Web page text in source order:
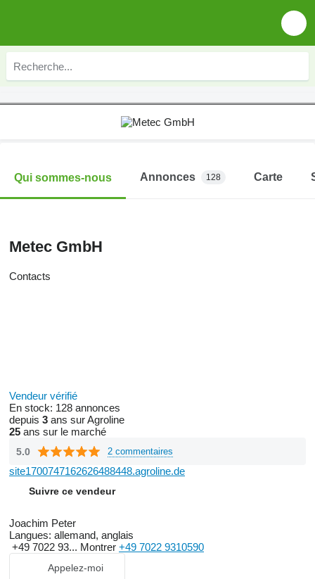
Qui sommes-nous Annonces 128 Carte
Metec GmbH
Contacts
Vendeur vérifié
En stock: 128 annonces
depuis 3 ans sur Agroline
25 ans sur le marché
5.0 2 commentaires
site1700747162626488448.agroline.de
Suivre ce vendeur
Joachim Peter
Langues: allemand, anglais
+49 7022 93... Montrer +49 7022 9310590
Appelez-moi